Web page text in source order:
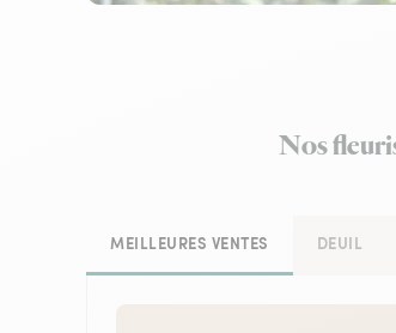
Nos
MEILLEURES VENTES DEUIL